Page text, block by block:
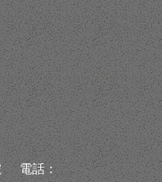
電話：